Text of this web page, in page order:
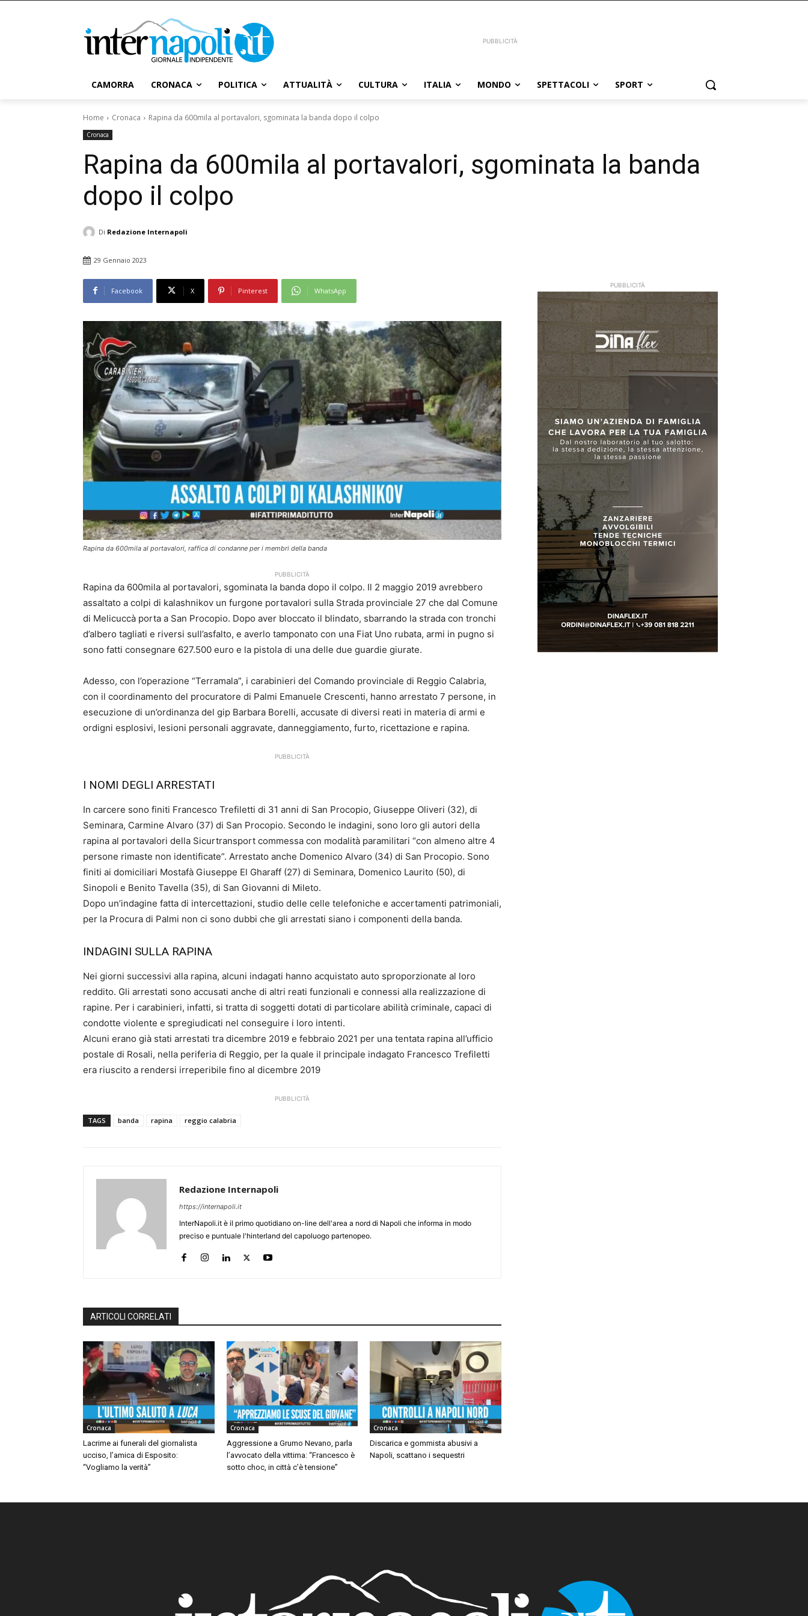
PUBBLICITÀ
CAMORRA CRONACA POLITICA ATTUALITÀ CULTURA ITALIA MONDO SPETTACOLI SPORT
Home Cronaca Rapina da 600mila al portavalori, sgominata la banda dopo il colpo
Cronaca
Rapina da 600mila al portavalori, sgominata la banda
dopo il colpo
Di Redazione Internapoli
29 Gennaio 2023
Facebook X Pinterest WhatsApp
Rapina da 600mila al portavalori, raffica di condanne per i membri della banda
PUBBLICITÀ
Rapina da 600mila al portavalori, sgominata la banda dopo il colpo. Il 2 maggio 2019 avrebbero
assaltato a colpi di kalashnikov un furgone portavalori sulla Strada provinciale 27 che dal Comune
di Melicuccà porta a San Procopio. Dopo aver bloccato il blindato, sbarrando la strada con tronchi
d’albero tagliati e riversi sull’asfalto, e averlo tamponato con una Fiat Uno rubata, armi in pugno si
sono fatti consegnare 627.500 euro e la pistola di una delle due guardie giurate.
Adesso, con l’operazione “Terramala”, i carabinieri del Comando provinciale di Reggio Calabria,
con il coordinamento del procuratore di Palmi Emanuele Crescenti, hanno arrestato 7 persone, in
esecuzione di un’ordinanza del gip Barbara Borelli, accusate di diversi reati in materia di armi e
ordigni esplosivi, lesioni personali aggravate, danneggiamento, furto, ricettazione e rapina.
PUBBLICITÀ
I NOMI DEGLI ARRESTATI
In carcere sono finiti Francesco Trefiletti di 31 anni di San Procopio, Giuseppe Oliveri (32), di
Seminara, Carmine Alvaro (37) di San Procopio. Secondo le indagini, sono loro gli autori della
rapina al portavalori della Sicurtransport commessa con modalità paramilitari “con almeno altre 4
persone rimaste non identificate”. Arrestato anche Domenico Alvaro (34) di San Procopio. Sono
finiti ai domiciliari Mostafà Giuseppe El Gharaff (27) di Seminara, Domenico Laurito (50), di
Sinopoli e Benito Tavella (35), di San Giovanni di Mileto.
Dopo un’indagine fatta di intercettazioni, studio delle celle telefoniche e accertamenti patrimoniali,
per la Procura di Palmi non ci sono dubbi che gli arrestati siano i componenti della banda.
INDAGINI SULLA RAPINA
Nei giorni successivi alla rapina, alcuni indagati hanno acquistato auto sproporzionate al loro
reddito. Gli arrestati sono accusati anche di altri reati funzionali e connessi alla realizzazione di
rapine. Per i carabinieri, infatti, si tratta di soggetti dotati di particolare abilità criminale, capaci di
condotte violente e spregiudicati nel conseguire i loro intenti.
Alcuni erano già stati arrestati tra dicembre 2019 e febbraio 2021 per una tentata rapina all’ufficio
postale di Rosali, nella periferia di Reggio, per la quale il principale indagato Francesco Trefiletti
era riuscito a rendersi irreperibile fino al dicembre 2019
PUBBLICITÀ
TAGS banda rapina reggio calabria
Redazione Internapoli
https://internapoli.it
InterNapoli.it è il primo quotidiano on-line dell'area a nord di Napoli che informa in modo
preciso e puntuale l'hinterland del capoluogo partenopeo.
ARTICOLI CORRELATI
Cronaca
Lacrime ai funerali del giornalista
ucciso, l’amica di Esposito:
“Vogliamo la verità”
Cronaca
Aggressione a Grumo Nevano, parla
l’avvocato della vittima: “Francesco è
sotto choc, in città c’è tensione”
Cronaca
Discarica e gommista abusivi a
Napoli, scattano i sequestri
PUBBLICITÀ